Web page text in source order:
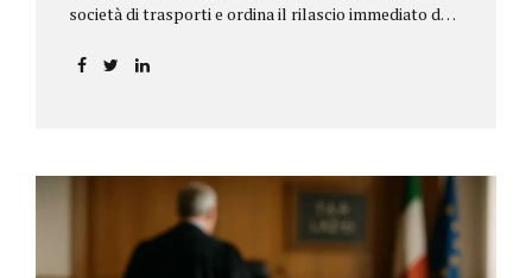
società di trasporti e ordina il rilascio immediato del